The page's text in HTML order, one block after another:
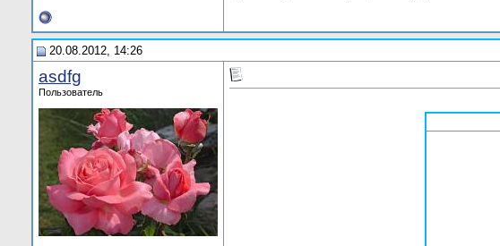
20.08.2012, 14:26
asdfg
Пользователь